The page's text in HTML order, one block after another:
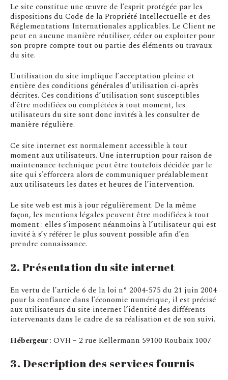
Le site constitue une œuvre de l’esprit protégée par les
dispositions du Code de la Propriété Intellectuelle et des
Réglementations Internationales applicables. Le Client ne
peut en aucune manière réutiliser, céder ou exploiter pour
son propre compte tout ou partie des éléments ou travaux
du site.
L’utilisation du site implique l’acceptation pleine et
entière des conditions générales d’utilisation ci-après
décrites. Ces conditions d’utilisation sont susceptibles
d’être modifiées ou complétées à tout moment, les
utilisateurs du site sont donc invités à les consulter de
manière régulière.
Ce site internet est normalement accessible à tout
moment aux utilisateurs. Une interruption pour raison de
maintenance technique peut être toutefois décidée par le
site qui s’efforcera alors de communiquer préalablement
aux utilisateurs les dates et heures de l’intervention.
Le site web est mis à jour régulièrement. De la même
façon, les mentions légales peuvent être modifiées à tout
moment : elles s’imposent néanmoins à l’utilisateur qui est
invité à s’y référer le plus souvent possible afin d’en
prendre connaissance.
2. Présentation du site internet
En vertu de l’article 6 de la loi n° 2004-575 du 21 juin 2004
pour la confiance dans l’économie numérique, il est précisé
aux utilisateurs du site internet l’identité des différents
intervenants dans le cadre de sa réalisation et de son suivi.
Hébergeur: OVH – 2 rue Kellermann 59100 Roubaix 1007
3. Description des services fournis